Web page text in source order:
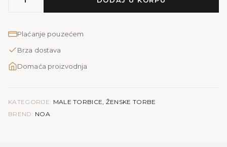
NOA
Plaćanje pouzećem
Brza dostava
Domaća proizvodnja
KATEGORIJE: MALE TORBICE, ŽENSKE TORBE
BREND: NOA